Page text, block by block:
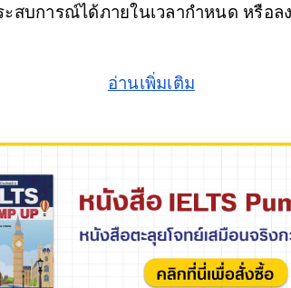
สบการณ์ได้ภายในเวลากำหนด หรือล
อ่านเพิ่มเติม